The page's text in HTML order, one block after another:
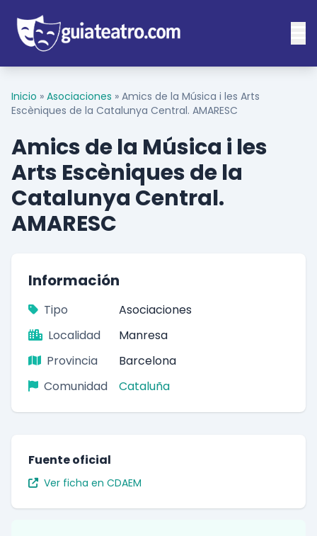
Inicio » Asociaciones » Amics de la Música i les Arts
Escèniques de la Catalunya Central. AMARESC
Amics de la Música i les
Arts Escèniques de la
Catalunya Central.
AMARESC
Información
Tipo
Asociaciones
Localidad
Manresa
Provincia
Barcelona
Comunidad
Cataluña
Fuente oficial
Ver ficha en CDAEM